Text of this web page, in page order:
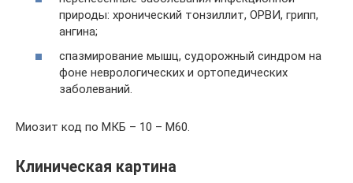
природы: хронический тонзиллит, ОРВИ, грипп,
ангина;
спазмирование мышц, судорожный синдром на
фоне неврологических и ортопедических
заболеваний.
Миозит код по МКБ – 10 – М60.
Клиническая картина